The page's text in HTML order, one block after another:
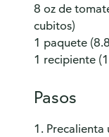
8 oz de
cubitos)
1 paquete
1 recipiente
Pasos